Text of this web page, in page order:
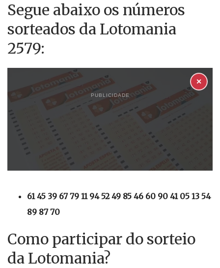
Segue abaixo os números
sorteados da Lotomania
2579:
PUBLICIDADE
✕
61 45 39 67 79 11 94 52 49 85 46 60 90 41 05 13 54
89 87 70
Como participar do sorteio
da Lotomania?